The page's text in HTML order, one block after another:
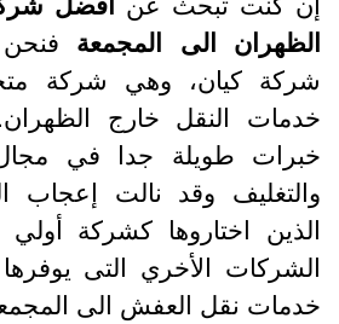
الى المجمعةفنحن
كيان، وهي شركة
النقل خارج الظهران.
طويلة جدا في مجال
وقد نالت إعجاب
اختاروها كشركة أولي
الأخري التى يوفرها
نقل العفش الى المجمعة.